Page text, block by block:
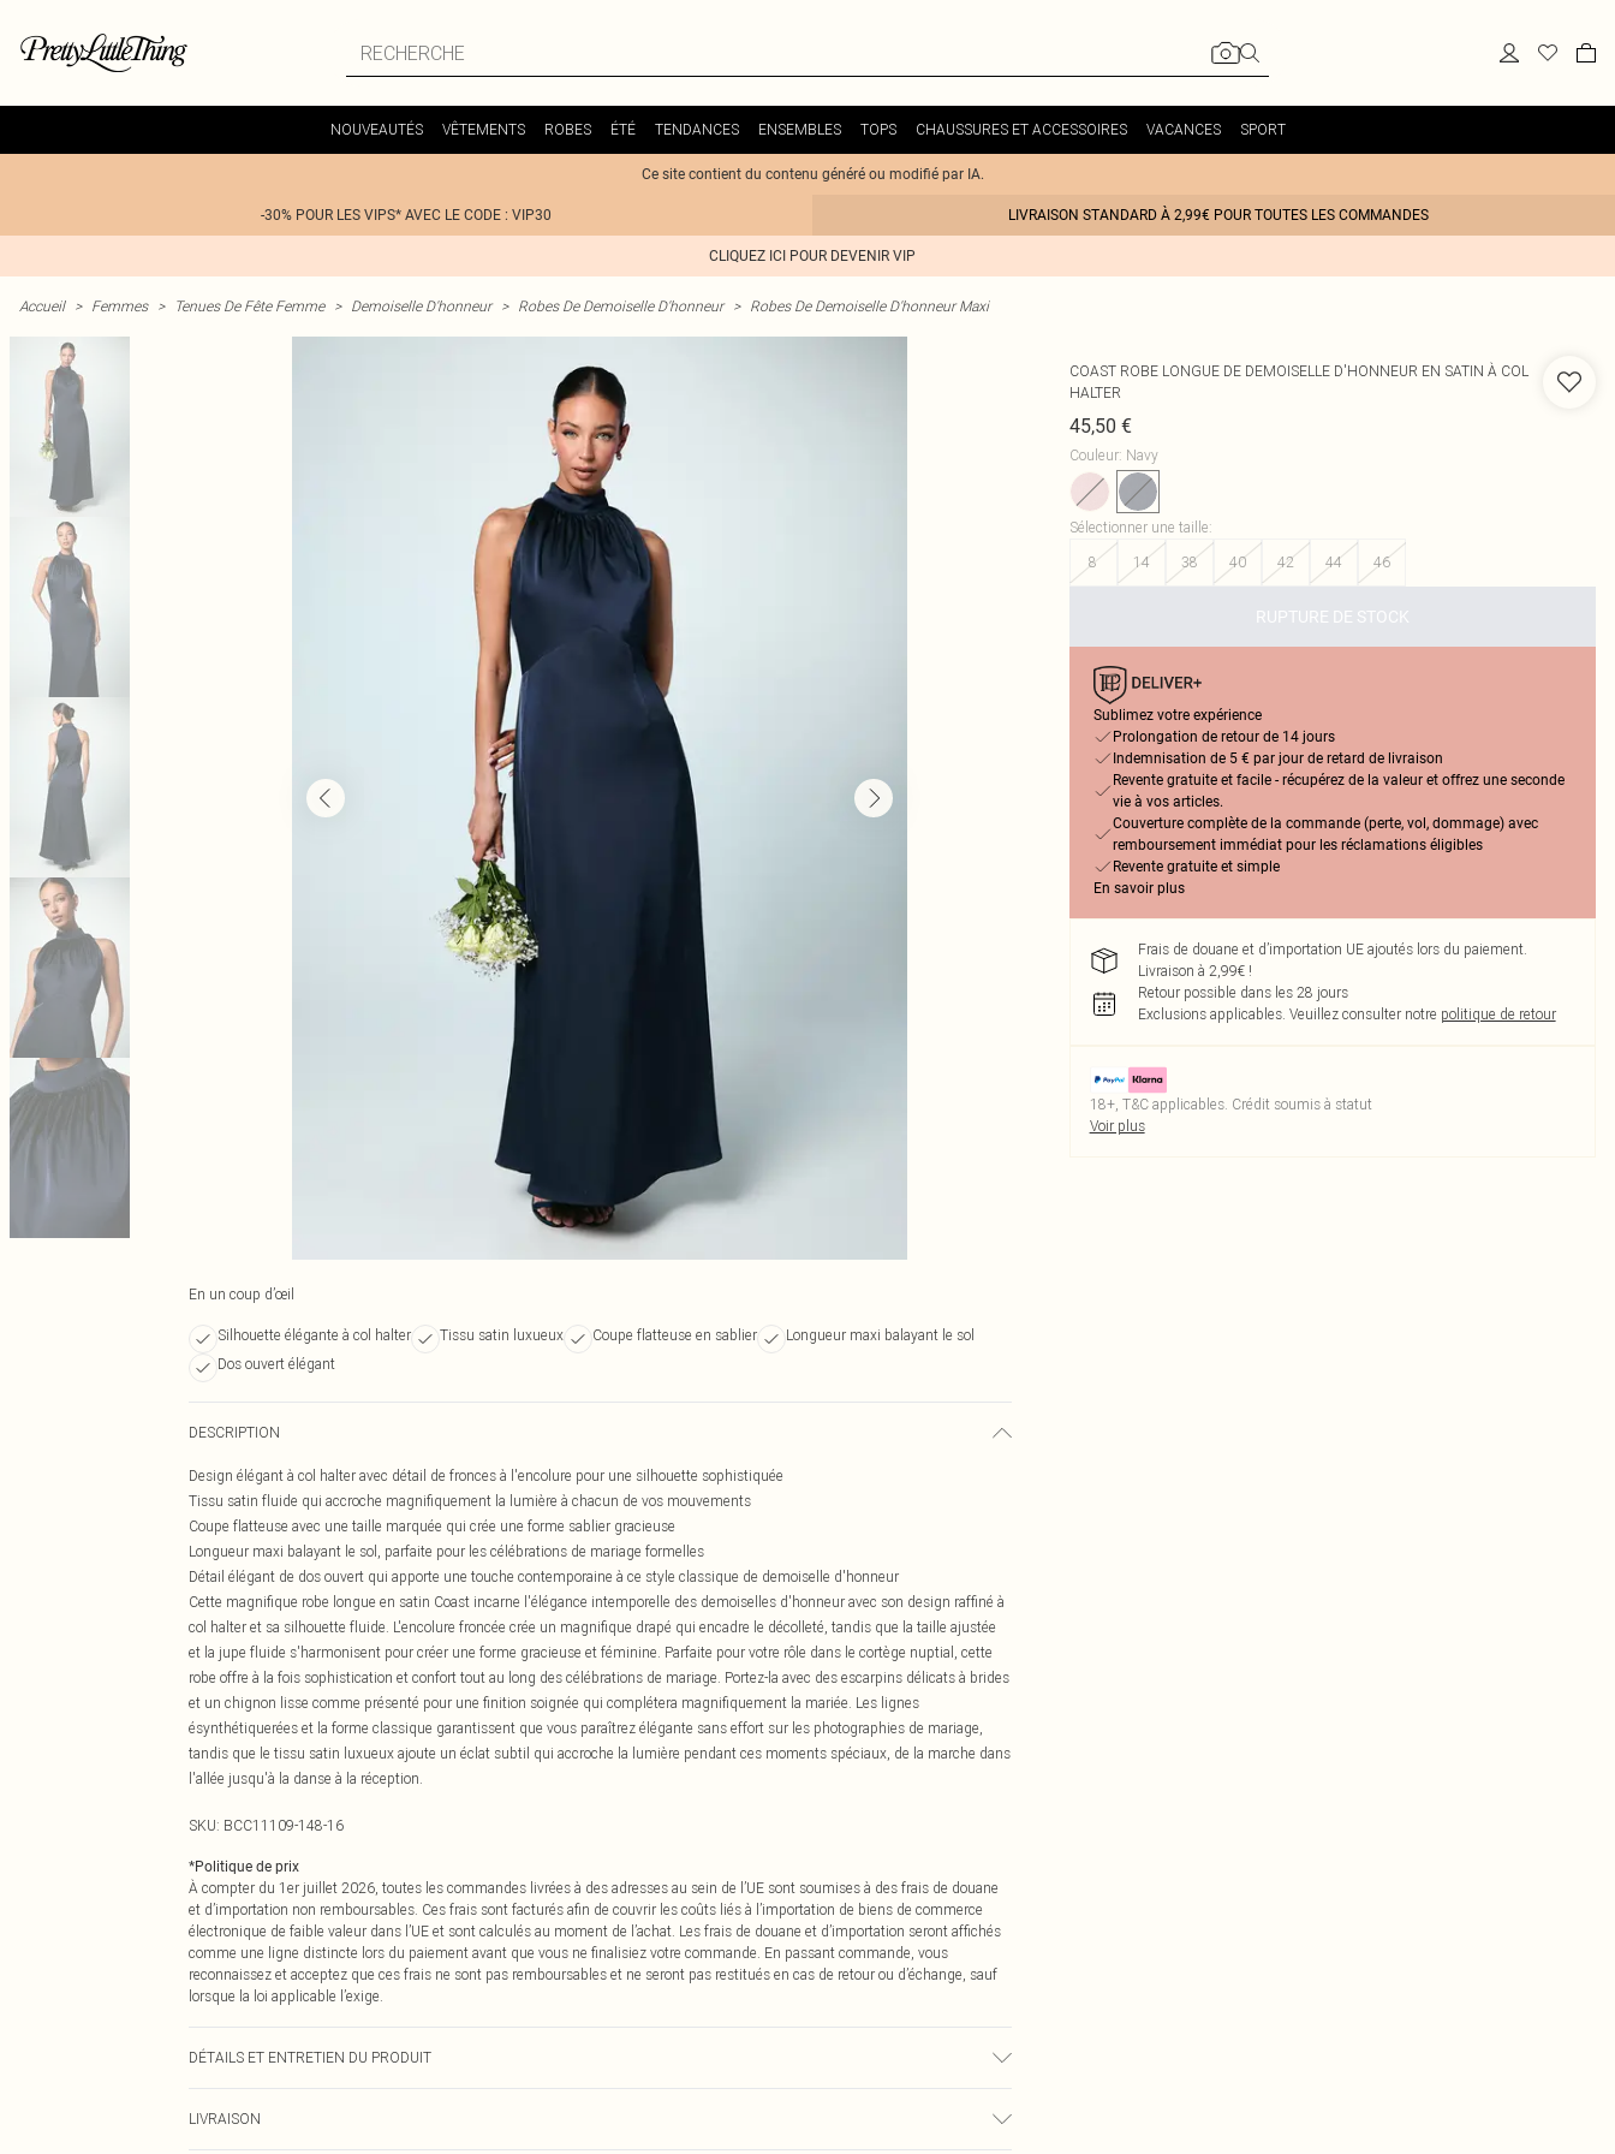
NOUVEAUTÉS VÊTEMENTS ROBES ÉTÉ TENDANCES ENSEMBLES TOPS CHAUSSURES ET ACCESSOIRES VACANCES SPORT
Ce site contient du contenu généré ou modifié par IA.
-30% POUR LES VIPS* AVEC LE CODE : VIP30 LIVRAISON STANDARD À 2,99€ POUR TOUTES LES COMMANDES
CLIQUEZ ICI POUR DEVENIR VIP
Accueil > Femmes > Tenues De Fête Femme > Demoiselle D'honneur > Robes De Demoiselle D'honneur > Robes De Demoiselle D'honneur Maxi
En un coup d’œil
Silhouette élégante à col halter Tissu satin luxueux Coupe flatteuse en sablier
Longueur maxi balayant le sol
Dos ouvert élégant
DESCRIPTION
Design élégant à col halter avec détail de fronces à l'encolure pour une silhouette sophistiquée
Tissu satin fluide qui accroche magnifiquement la lumière à chacun de vos mouvements
Coupe flatteuse avec une taille marquée qui crée une forme sablier gracieuse
Longueur maxi balayant le sol, parfaite pour les célébrations de mariage formelles
Détail élégant de dos ouvert qui apporte une touche contemporaine à ce style classique de demoiselle d'honneur
Cette magnifique robe longue en satin Coast incarne l'élégance intemporelle des demoiselles d'honneur avec son design raffiné à
col halter et sa silhouette fluide. L'encolure froncée crée un magnifique drapé qui encadre le décolleté, tandis que la taille ajustée
et la jupe fluide s'harmonisent pour créer une forme gracieuse et féminine. Parfaite pour votre rôle dans le cortège nuptial, cette
robe offre à la fois sophistication et confort tout au long des célébrations de mariage. Portez-la avec des escarpins délicats à brides
et un chignon lisse comme présenté pour une finition soignée qui complétera magnifiquement la mariée. Les lignes
ésynthétiquerées et la forme classique garantissent que vous paraîtrez élégante sans effort sur les photographies de mariage,
tandis que le tissu satin luxueux ajoute un éclat subtil qui accroche la lumière pendant ces moments spéciaux, de la marche dans
l'allée jusqu'à la danse à la réception.
SKU: BCC11109-148-16
*Politique de prix
À compter du 1er juillet 2026, toutes les commandes livrées à des adresses au sein de l’UE sont soumises à des frais de douane
et d’importation non remboursables. Ces frais sont facturés afin de couvrir les coûts liés à l’importation de biens de commerce
électronique de faible valeur dans l’UE et sont calculés au moment de l’achat. Les frais de douane et d’importation seront affichés
comme une ligne distincte lors du paiement avant que vous ne finalisiez votre commande. En passant commande, vous
reconnaissez et acceptez que ces frais ne sont pas remboursables et ne seront pas restitués en cas de retour ou d’échange, sauf
lorsque la loi applicable l’exige.
DÉTAILS ET ENTRETIEN DU PRODUIT
approximative 1m70 - 1m75. Longueur desynthétiqueis l'encolure 153cm.
LIVRAISON
COAST ROBE LONGUE DE DEMOISELLE D'HONNEUR EN SATIN À COL
HALTER
45,50 €
Couleur: Navy
Sélectionner une taille:
8
14 38 40 42 44 46
RUPTURE DE STOCK
Sublimez votre expérience
Prolongation de retour de 14 jours
Indemnisation de 5 € par jour de retard de livraison
Revente gratuite et facile - récupérez de la valeur et offrez une seconde
vie à vos articles.
Couverture complète de la commande (perte, vol, dommage) avec
remboursement immédiat pour les réclamations éligibles
Revente gratuite et simple
En savoir plus
Frais de douane et d’importation UE ajoutés lors du paiement.
Livraison à 2,99€ !
Retour possible dans les 28 jours
Exclusions applicables. Veuillez consulter notre politique de retour
18+, T&C applicables. Crédit soumis à statut
Voir plus